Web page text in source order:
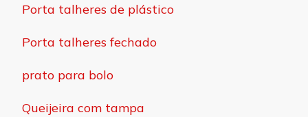
Porta talheres de plástico
Porta talheres fechado
prato para bolo
Queijeira com tampa